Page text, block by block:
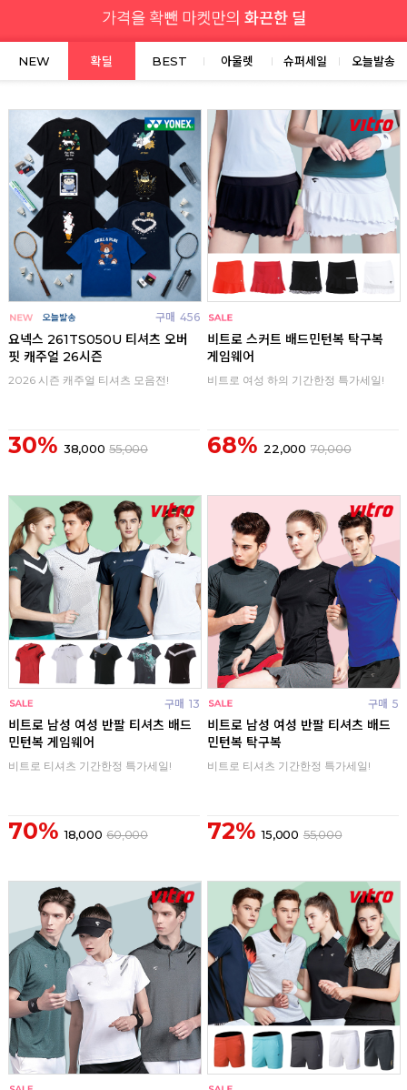
NEW 확딜 BEST 아울렛 슈퍼세일 오늘발송
구매 456
요넥스 261TS050U 티셔츠 오버
핏 캐주얼 26시즌
2026 시즌 캐주얼 티셔츠 모음전!
30% 38,000 55,000
비트로 스커트 배드민턴복 탁구복
게임웨어
비트로 여성 하의 기간한정 특가세일!
68% 22,000 70,000
구매 13
비트로 남성 여성 반팔 티셔츠 배드
민턴복 게임웨어
비트로 티셔츠 기간한정 특가세일!
70% 18,000 60,000
구매 5
비트로 남성 여성 반팔 티셔츠 배드
민턴복 탁구복
비트로 티셔츠 기간한정 특가세일!
72% 15,000 55,000